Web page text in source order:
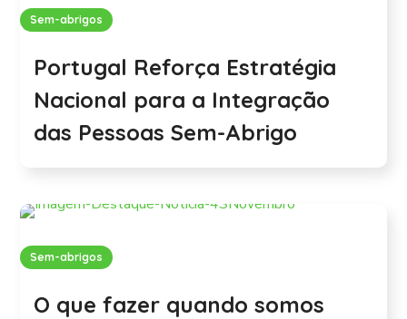
Sem-abrigos
Portugal Reforça Estratégia
Nacional para a Integração
das Pessoas Sem-Abrigo
Sem-abrigos
O que fazer quando somos